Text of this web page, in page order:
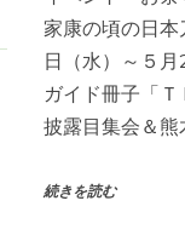
家康の頃の日
日（水）～５
ガイド冊子「
披露目集会＆熊
続きを読む